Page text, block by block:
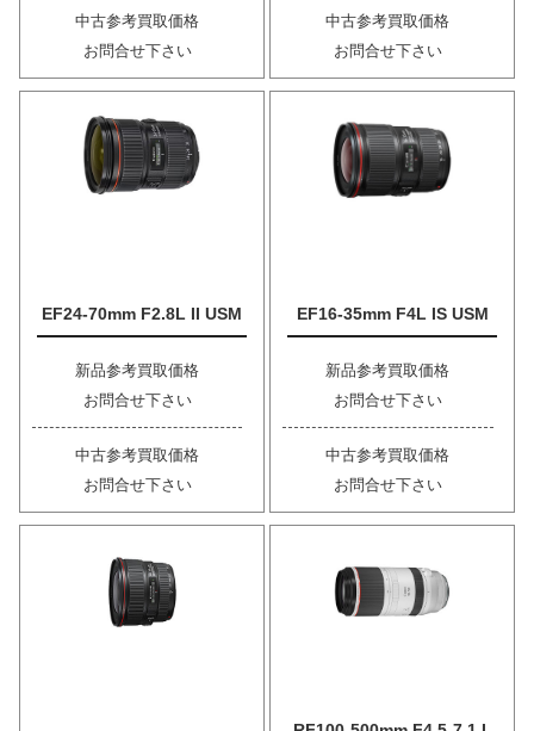
中古参考買取価格
お問合せ下さい
中古参考買取価格
お問合せ下さい
EF24-70mm F2.8L II USM
新品参考買取価格
お問合せ下さい
中古参考買取価格
お問合せ下さい
EF16-35mm F4L IS USM
新品参考買取価格
お問合せ下さい
中古参考買取価格
お問合せ下さい